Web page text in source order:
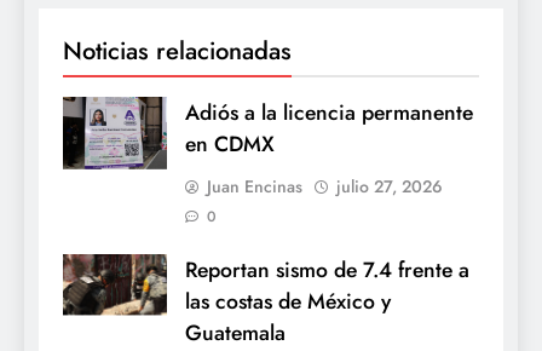
Noticias relacionadas
Adiós a la licencia permanente
en CDMX
Juan Encinas julio 27, 2026
0
Reportan sismo de 7.4 frente a
las costas de México y
Guatemala